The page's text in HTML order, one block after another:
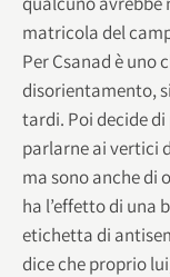
matricola del
Per Csanad è uno
disorientamento,
tardi. Poi decide
parlarne ai vertici
ma sono anche di
ha l’effetto di una
etichetta di
dice che proprio